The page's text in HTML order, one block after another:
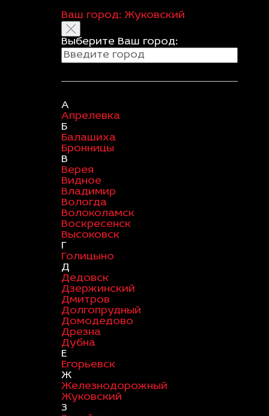
Ваш город: Жуковский
Выберите Ваш город:
А
Апрелевка
Б
Балашиха
Бронницы
В
Верея
Видное
Владимир
Вологда
Волоколамск
Воскресенск
Высоковск
Г
Голицыно
Д
Дедовск
Дзержинский
Дмитров
Долгопрудный
Домодедово
Дрезна
Дубна
Е
Егорьевск
Ж
Железнодорожный
Жуковский
З